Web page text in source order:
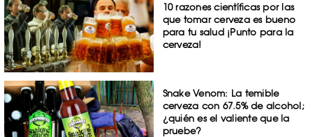
10 razones científicas por las
que tomar cerveza es bueno
para tu salud ¡Punto para la
cerveza!
Snake Venom: La temible
cerveza con 67.5% de alcohol;
¿quién es el valiente que la
pruebe?